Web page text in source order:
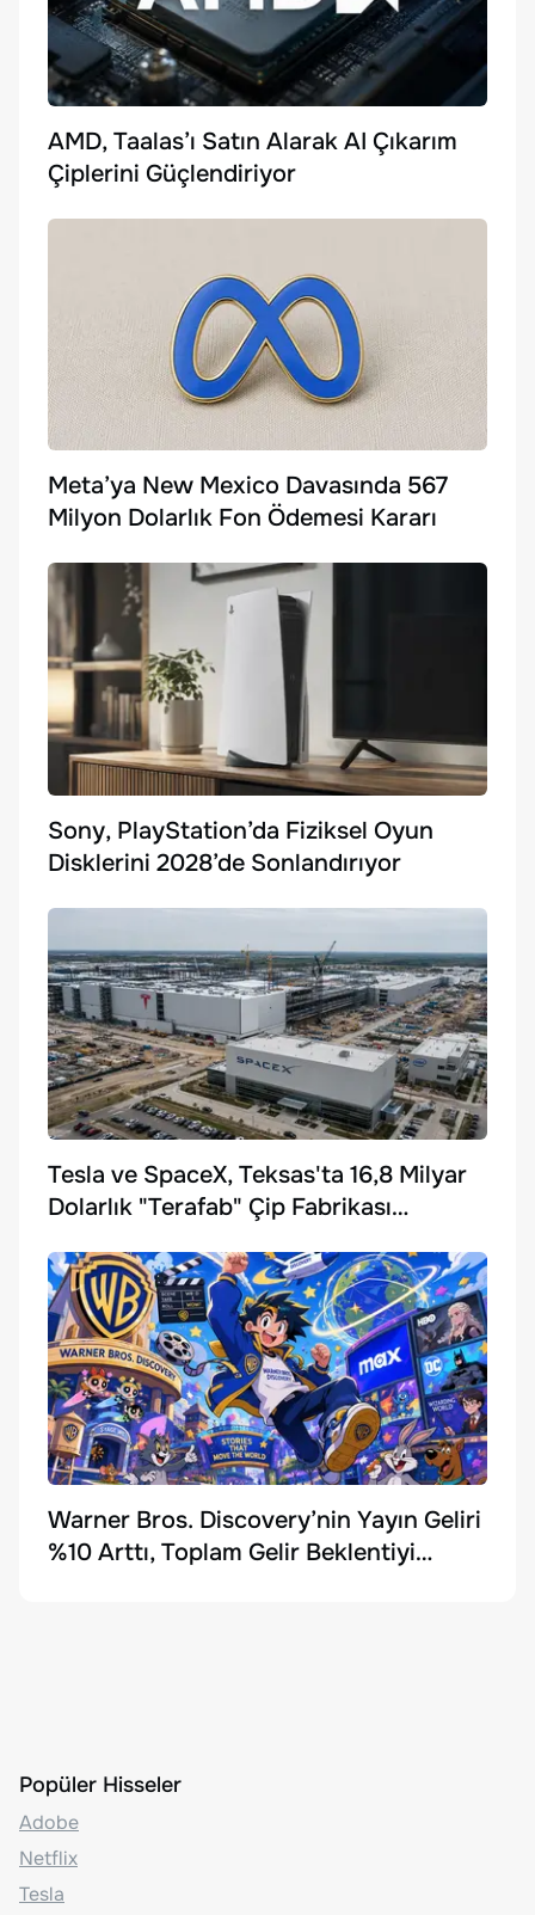
AMD, Taalas’ı Satın Alarak AI Çıkarım
Çiplerini Güçlendiriyor
Meta’ya New Mexico Davasında 567
Milyon Dolarlık Fon Ödemesi Kararı
Sony, PlayStation’da Fiziksel Oyun
Disklerini 2028’de Sonlandırıyor
Tesla ve SpaceX, Teksas'ta 16,8 Milyar
Dolarlık "Terafab" Çip Fabrikası
Warner Bros. Discovery’nin Yayın Geliri
%10 Arttı, Toplam Gelir Beklentiyi
Popüler Hisseler
Adobe
Netflix
Tesla